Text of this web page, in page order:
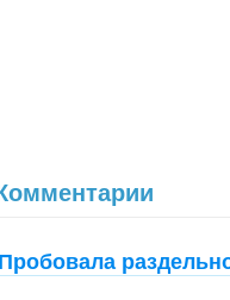
Пробовала